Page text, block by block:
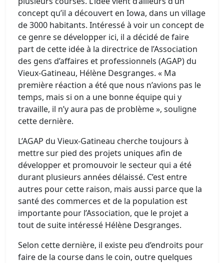
concept qu’il a découvert en Iowa, dans un village
de 3000 habitants. Intéressé à voir un concept de
ce genre se développer ici, il a décidé de faire
part de cette idée à la directrice de l’Association
des gens d’affaires et professionnels (AGAP) du
Vieux-Gatineau, Hélène Desgranges. « Ma
première réaction a été que nous n’avions pas le
temps, mais si on a une bonne équipe qui y
travaille, il n’y aura pas de problème », souligne
cette dernière.
L’AGAP du Vieux-Gatineau cherche toujours à
mettre sur pied des projets uniques afin de
développer et promouvoir le secteur qui a été
durant plusieurs années délaissé. C’est entre
autres pour cette raison, mais aussi parce que la
santé des commerces et de la population est
importante pour l’Association, que le projet a
tout de suite intéressé Hélène Desgranges.
Selon cette dernière, il existe peu d’endroits pour
faire de la course dans le coin, outre quelques